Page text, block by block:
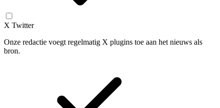
X Twitter
Onze redactie voegt regelmatig X plugins toe aan het nieuws als
bron.